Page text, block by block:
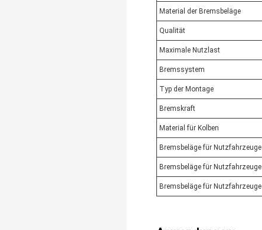
Material der Bremsbeläge
Qualität
Maximale Nutzlast
Bremssystem
Typ der Montage
Bremskraft
Material für Kolben
Bremsbeläge für Nutzfahrzeuge
Bremsbeläge für Nutzfahrzeuge
Bremsbeläge für Nutzfahrzeuge